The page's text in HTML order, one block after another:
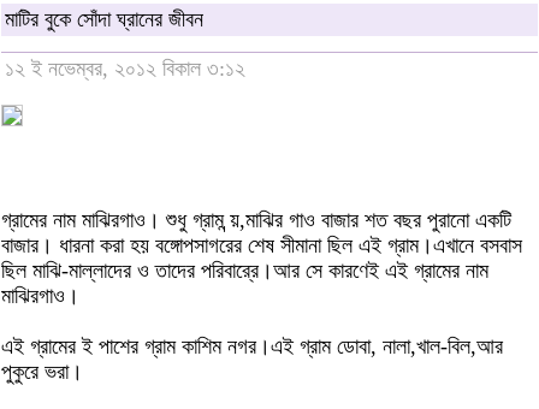
মাটির বুকে সোঁদা ঘ্রানের জীবন
১২ ই নভেম্বর, ২০১২ বিকাল ৩:১২
গ্রামের নাম মাঝিরগাও। শুধু গ্রাম ন্য়,মাঝির গাও বাজার শত বছর পুরানো একটি
বাজার। ধারনা করা হয় বঙ্গোপসাগরের শেষ সীমানা ছিল এই গ্রাম।এখানে বসবাস
ছিল মাঝি-মাল্লাদের ও তাদের পরিবারে্র।আর সে কারণেই এই গ্রামের নাম
মাঝিরগাও।
এই গ্রামের ই পাশের গ্রাম কাশিম নগর।এই গ্রাম ডোবা, নালা,খাল-বিল,আর
পুকুরে ভরা।